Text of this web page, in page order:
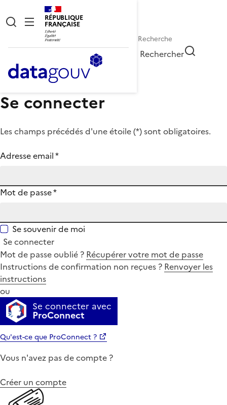
RÉPUBLIQUE
FRANÇAISE
Rechercher
Se connecter
Les champs précédés d'une étoile (*) sont obligatoires.
Adresse email*
Mot de passe*
Se souvenir de moi
Se connecter
Mot de passe oublié ? Récupérer votre mot de passe
Instructions de confirmation non reçues ? Renvoyer les
instructions
ou
Se connecter avec
ProConnect
Qu'est-ce que ProConnect ?
Vous n'avez pas de compte ?
Créer un compte